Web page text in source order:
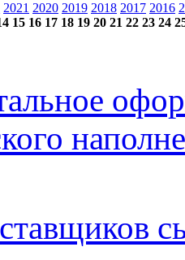
2021 2020 2019 2018 2017 2016
15 16 17 18 19 20 21 22 23 24